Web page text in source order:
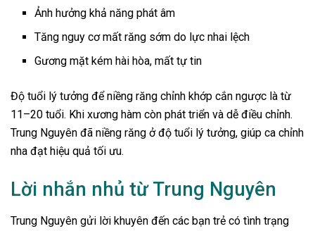
Ảnh hưởng khả năng phát âm
Tăng nguy cơ mất răng sớm do lực nhai lệch
Gương mặt kém hài hòa, mất tự tin
Độ tuổi lý tưởng để niềng răng chỉnh khớp cắn ngược là từ
11–20 tuổi. Khi xương hàm còn phát triển và dễ điều chỉnh.
Trung Nguyên đã niềng răng ở độ tuổi lý tưởng, giúp ca chỉnh
nha đạt hiệu quả tối ưu.
Lời nhắn nhủ từ Trung Nguyên
Trung Nguyên gửi lời khuyên đến các bạn trẻ có tình trạng